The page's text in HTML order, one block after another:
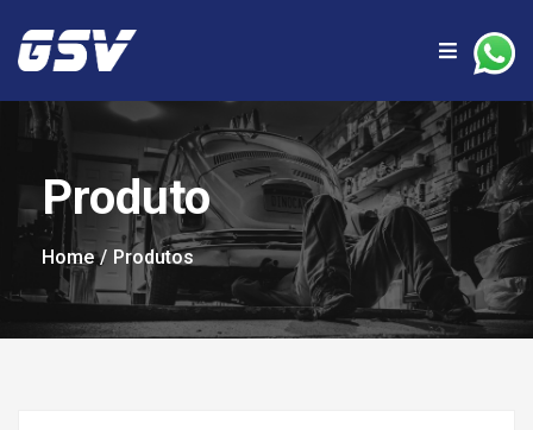
Produto
Home Produtos